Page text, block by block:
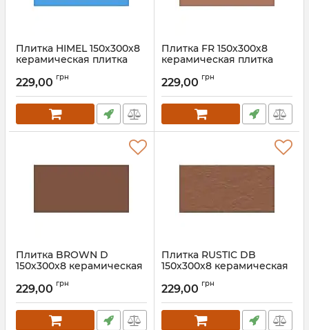
Плитка HIMEL 150х300х8
керамическая плитка
фасада
229,00 грн
Плитка FR 150х300х8
керамическая плитка
фасада
229,00 грн
Плитка BROWN D
150х300х8 керамическая
стен, фасада
229,00 грн
Плитка RUSTIC DB
150х300х8 керамическая
стен, фасада
229,00 грн